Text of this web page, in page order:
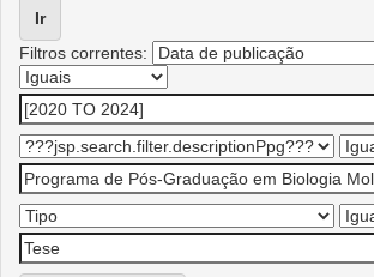
Filtros correntes: